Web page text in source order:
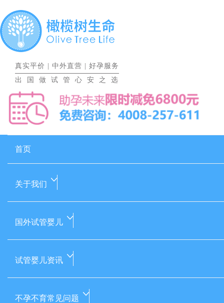
真实平价 中外直营
好孕服务
出国做试管心安之选
首页
关于我们
国外试管婴儿
试管婴儿资讯
不孕不育常见问题